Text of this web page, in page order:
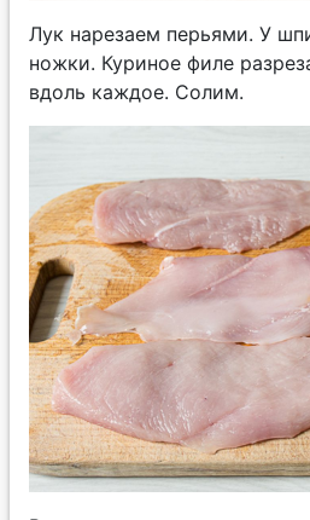
Лук нарезаем перьями. У
ножки. Куриное филе
вдоль каждое. Солим.